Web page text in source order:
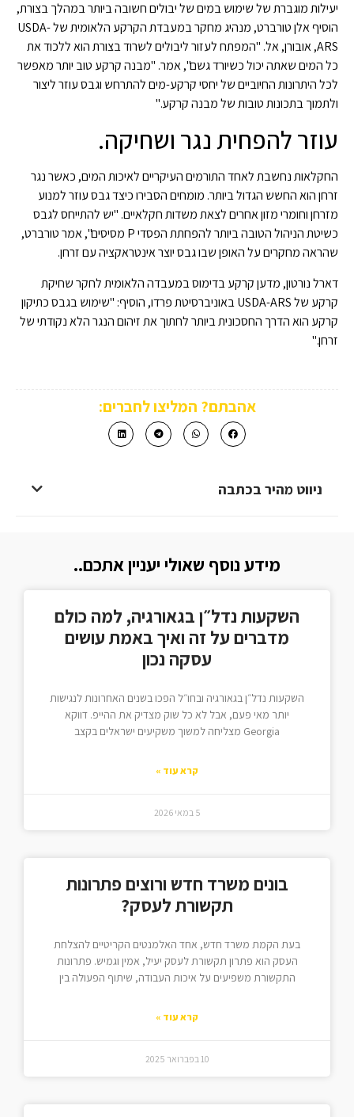
יעילות מוגברת של שימוש במים של יבולים חשובה ביותר במהלך בצורת,
הוסיף אלן טורברט, מנהיג מחקר במעבדת הקרקע הלאומית של USDA-
ARS, אובורן, אל. "המפתח לעזור ליבולים לשרוד בצורת הוא ללכוד את
כל המים שאתה יכול כשיורד גשם", אמר. "מבנה קרקע טוב יותר מאפשר
לכל היתרונות החיוביים של יחסי קרקע-מים להתרחש וגבס עוזר ליצור
ולתמוך בתכונות טובות של מבנה קרקע."
עוזר להפחית נגר ושחיקה.
החקלאות נחשבת לאחד התורמים העיקריים לאיכות המים, כאשר נגר
זרחן הוא החשש הגדול ביותר. מומחים הסבירו כיצד גבס עוזר למנוע
מזרחן וחומרי מזון אחרים לצאת משדות חקלאיים. "יש להתייחס לגבס
כשיטת הניהול הטובה ביותר להפחתת הפסדי P מסיסים", אמר טורברט,
שהראה מחקרים על האופן שבו גבס יוצר אינטראקציה עם זרחן.
דארל נורטון, מדען קרקע בדימוס במעבדה הלאומית לחקר שחיקת
קרקע של USDA-ARS באוניברסיטת פרדו, הוסיף: "שימוש בגבס כתיקון
קרקע הוא הדרך החסכונית ביותר לחתוך את זיהום הנגר הלא נקודתי של
זרחן."
אהבתם? המליצו לחברים:
ניווט מהיר בכתבה
מידע נוסף שאולי יעניין אתכם..
השקעות נדל״ן בגאורגיה, למה כולם
מדברים על זה ואיך באמת עושים
עסקה נכון
השקעות נדל״ן בגאורגיה ובחו״ל הפכו בשנים האחרונות לנגישות
יותר מאי פעם, אבל לא כל שוק מצדיק את ההייפ. דווקא
Georgia מצליחה למשוך משקיעים ישראלים בקצב
קרא עוד »
5 במאי 2026
בונים משרד חדש ורוצים פתרונות
תקשורת לעסק?
בעת הקמת משרד חדש, אחד האלמנטים הקריטיים להצלחת
העסק הוא פתרון תקשורת לעסק יעיל, אמין וגמיש. פתרונות
התקשורת משפיעים על איכות העבודה, שיתוף הפעולה בין
קרא עוד »
10 בפברואר 2025